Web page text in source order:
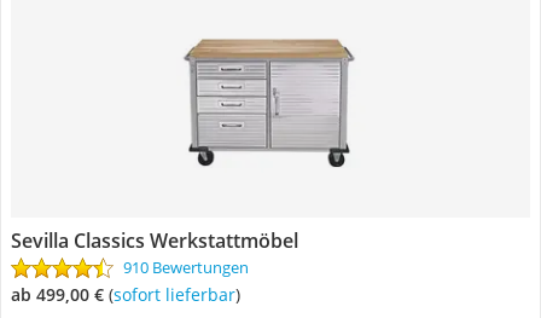
Sevilla Classics Werkstattmöbel
910 Bewertungen
ab 499,00 € ( Sofort lieferbar)